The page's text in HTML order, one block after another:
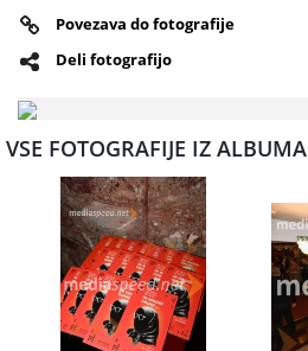
Povezava do fotografije
Deli fotografijo
VSE FOTOGRAFIJE IZ ALBUMA